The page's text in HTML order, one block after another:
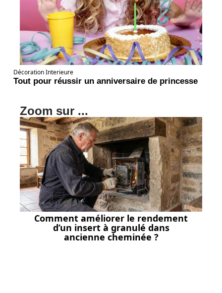
Décoration Interieure
Tout pour réussir un anniversaire de princesse
Zoom sur ...
Comment améliorer le rendement
d’un insert à granulé dans
ancienne cheminée ?